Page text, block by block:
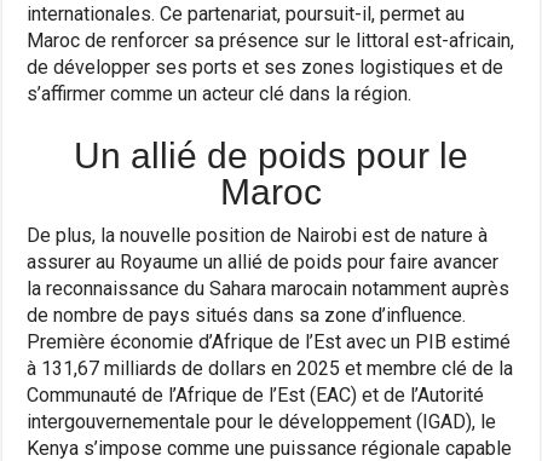
internationales. Ce partenariat, poursuit-il, permet au
Maroc de renforcer sa présence sur le littoral est-africain,
de développer ses ports et ses zones logistiques et de
s’affirmer comme un acteur clé dans la région.
Un allié de poids pour le
Maroc
De plus, la nouvelle position de Nairobi est de nature à
assurer au Royaume un allié de poids pour faire avancer
la reconnaissance du Sahara marocain notamment auprès
de nombre de pays situés dans sa zone d’influence.
Première économie d’Afrique de l’Est avec un PIB estimé
à 131,67 milliards de dollars en 2025 et membre clé de la
Communauté de l’Afrique de l’Est (EAC) et de l’Autorité
intergouvernementale pour le développement (IGAD), le
Kenya s’impose comme une puissance régionale capable